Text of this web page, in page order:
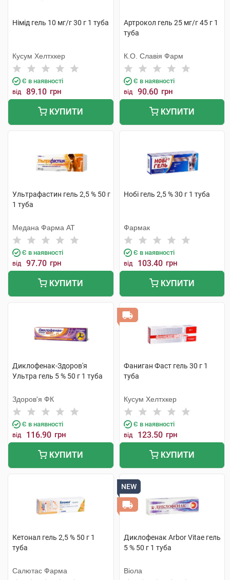
Німід гель 10 мг/г 30 г 1 туба
Кусум Хелтхкер
Є в наявності
від 89.10 грн
КУПИТИ
Артрокол гель 25 мг/г 45 г 1
туба
К.О. Славія Фарм
Є в наявності
від 90.60 грн
КУПИТИ
Ультрафастин гель 2,5 % 50 г
1 туба
Медана Фарма АТ
Є в наявності
від 97.70 грн
КУПИТИ
Нобі гель 2,5 % 30 г 1 туба
Фармак
Є в наявності
від 103.40 грн
КУПИТИ
Диклофенак-Здоров'я
Ультра гель 5 % 50 г 1 туба
Здоров'я ФК
Є в наявності
від 116.90 грн
КУПИТИ
Фаниган Фаст гель 30 г 1
туба
Кусум Хелтхкер
Є в наявності
від 123.50 грн
КУПИТИ
Кетонал гель 2,5 % 50 г 1
туба
Салютас Фарма
NEW
Диклофенак Arbor Vitae гель
5 % 50 г 1 туба
Віола